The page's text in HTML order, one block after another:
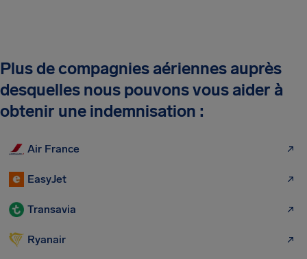
Plus de compagnies aériennes auprès
desquelles nous pouvons vous aider à
obtenir une indemnisation :
Air France
EasyJet
Transavia
Ryanair